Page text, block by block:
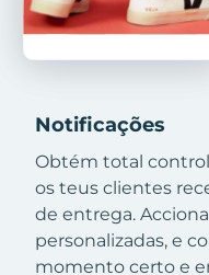
Notificações
Obtém total
os teus clientes
de entrega.
personalizadas, e
momento certo e